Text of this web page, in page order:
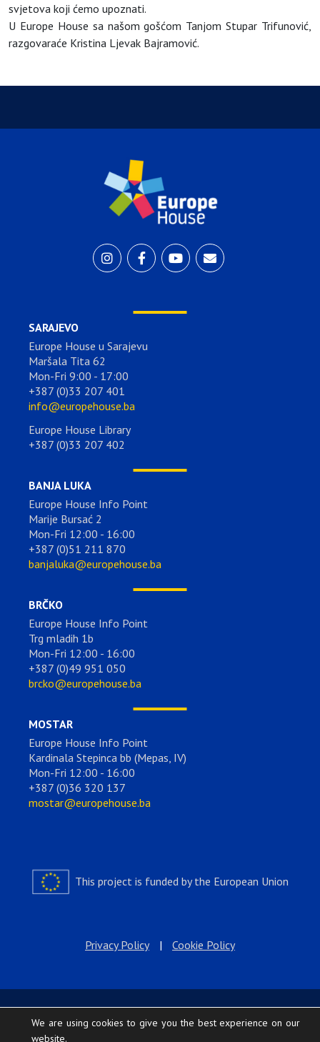
svjetova koji ćemo upoznati.
U Europe House sa našom gošćom Tanjom Stupar Trifunović,
razgovaraće Kristina Ljevak Bajramović.
SARAJEVO
Europe House u Sarajevu
Maršala Tita 62
Mon-Fri 9:00 - 17:00
+387 (0)33 207 401
info@europehouse.ba
Europe House Library
+387 (0)33 207 402
BANJA LUKA
Europe House Info Point
Marije Bursać 2
Mon-Fri 12:00 - 16:00
+387 (0)51 211 870
banjaluka@europehouse.ba
BRČKO
Europe House Info Point
Trg mladih 1b
Mon-Fri 12:00 - 16:00
+387 (0)49 951 050
brcko@europehouse.ba
MOSTAR
Europe House Info Point
Kardinala Stepinca bb (Mepas, IV)
Mon-Fri 12:00 - 16:00
+387 (0)36 320 137
mostar@europehouse.ba
This project is funded by the European Union
Privacy Policy | Cookie Policy
We are using cookies to give you the best experience on our
website.